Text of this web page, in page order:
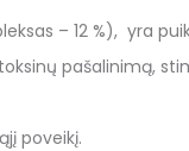
– 12 %), yra
pašalinimą,
poveikį.